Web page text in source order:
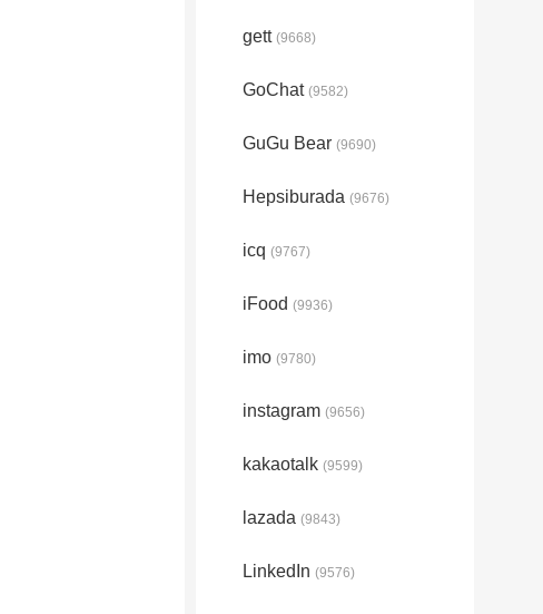
gett (9668)
GoChat (9582)
GuGu Bear (9690)
Hepsiburada (9676)
icq (9767)
iFood (9936)
imo (9780)
instagram (9656)
kakaotalk (9599)
lazada (9843)
LinkedIn (9576)